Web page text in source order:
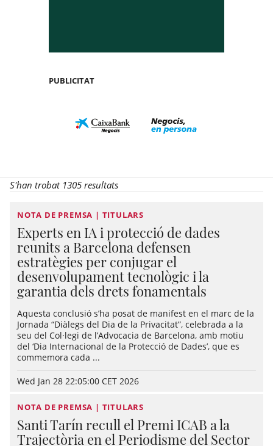
PUBLICITAT
S'han trobat 1305 resultats
NOTA DE PREMSA | TITULARS
Experts en IA i protecció de dades
reunits a Barcelona defensen
estratègies per conjugar el
desenvolupament tecnològic i la
garantia dels drets fonamentals
Aquesta conclusió s’ha posat de manifest en el marc de la
Jornada “Diàlegs del Dia de la Privacitat”, celebrada a la
seu del Col·legi de l’Advocacia de Barcelona, amb motiu
del ‘Dia Internacional de la Protecció de Dades’, que es
commemora cada ...
Wed Jan 28 22:05:00 CET 2026
NOTA DE PREMSA | TITULARS
Santi Tarín recull el Premi ICAB a la
Trajectòria en el Periodisme del Sector